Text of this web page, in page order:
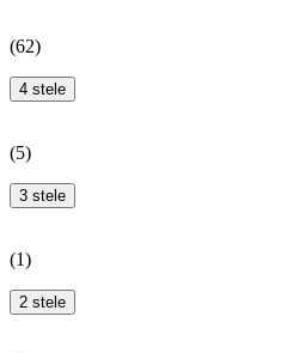
(62)
4 stele
(5)
3 stele
(1)
2 stele